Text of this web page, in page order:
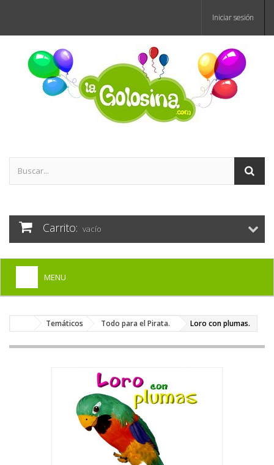
Iniciar sesión
Carrito: vacío
MENU
+
DISFRACES PARA ADULTOS
PELUCAS, GORROS, CARETAS
Temáticos Todo para el Pirata. Loro con plumas.